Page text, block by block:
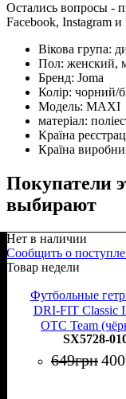
Остались вопросы -
Facebook, Instagram
Вікова група:
Пол: женский,
Бренд: Joma
Колір: чорний/
Модель: MAXI
матеріал:
Країна
Країна
Покупатели
выбирают
Нет в наличии
Сообщить о
Товар недели
Футбольные
DRI-FIT Classic
OTC Team
SX5728-
649грн400